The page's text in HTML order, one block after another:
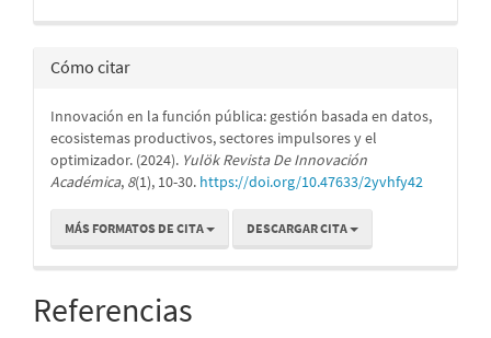
Cómo citar
Innovación en la función pública: gestión basada en datos,
ecosistemas productivos, sectores impulsores y el
optimizador. (2024). Yulök Revista De Innovación
Académica, 8(1), 10-30. https://doi.org/10.47633/2yvhfy42
MÁS FORMATOS DE CITA DESCARGAR CITA
Referencias